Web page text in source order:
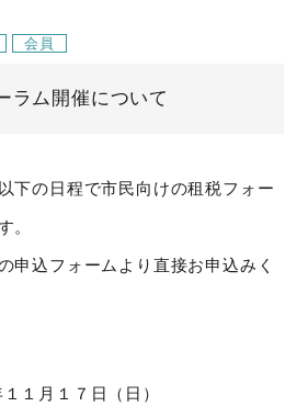
会員
ラム開催について
下の日程で市民向けの租税フォー
。
申込フォームより直接お申込みく
１月１７日（日）